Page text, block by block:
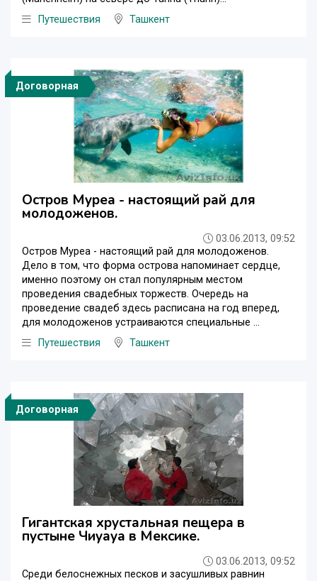
Путешествия
Ташкент
Договорная
Остров Муреа - настоящий рай для
молодоженов.
03.06.2013, 09:52
Остров Муреа - настоящий рай для молодоженов.
Дело в том, что форма острова напоминает сердце,
именно поэтому он стал популярным местом
проведения свадебных торжеств. Очередь на
проведение свадеб здесь расписана на год вперед,
для молодоженов устраиваются специальные ...
Путешествия
Ташкент
Договорная
Гигантская хрустальная пещера в
пустыне Чиуауа в Мексике.
03.06.2013, 09:52
Среди белоснежных песков и засушливых равнин